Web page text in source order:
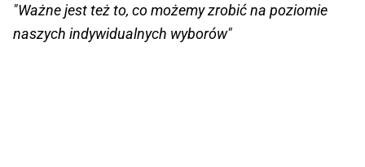
"Ważne jest też to, co możemy zrobić na poziomie
naszych indywidualnych wyborów"